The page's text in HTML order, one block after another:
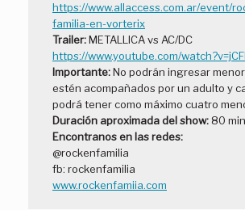
https://www.allaccess.com.ar/event/
familia-en-vorterix
Trailer:METALLICA vs AC/DC
https://www.youtube.com/
Importante:No podrán ingresar
estén acompañados por un adulto y
podrá tener como máximo cuatro
Duración aproximada del show:80
Encontranos en las redes:
@rockenfamilia
fb: rockenfamilia
www.rockenfamiia.com